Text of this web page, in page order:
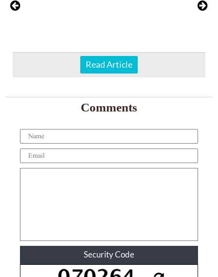
Read Article
Comments
Security Code